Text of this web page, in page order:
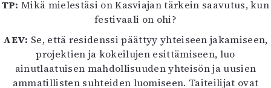
TP: Mikä mielestäsi on Kasviajan tärkein saavutus, kun
festivaali on ohi?
AEV: Se, että residenssi päättyy yhteiseen jakamiseen,
projektien ja kokeilujen esittämiseen, luo
ainutlaatuisen mahdollisuuden yhteisön ja uusien
ammatillisten suhteiden luomiseen. Taiteilijat ovat